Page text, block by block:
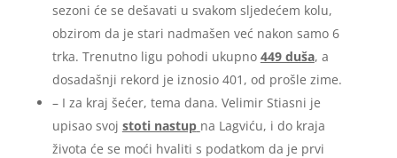
sezoni će se dešavati u svakom sljedećem kolu,
obzirom da je stari nadmašen već nakon samo 6
trka. Trenutno ligu pohodi ukupno 449 duša, a
dosadašnji rekord je iznosio 401, od prošle zime.
– I za kraj šećer, tema dana. Velimir Stiasni je
upisao svoj stoti nastup na Lagviću, i do kraja
života će se moći hvaliti s podatkom da je prvi